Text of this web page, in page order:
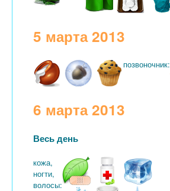
5 марта 2013
позвоночник:
6 марта 2013
Весь день
кожа,
ногти,
волосы: